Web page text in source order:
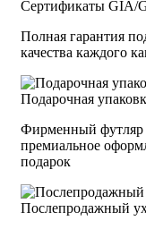
Сертификаты GIA/
Полная гарантия
качества каждого
Подарочная
Фирменный футляр
премиальное
подарок
Послепродажный